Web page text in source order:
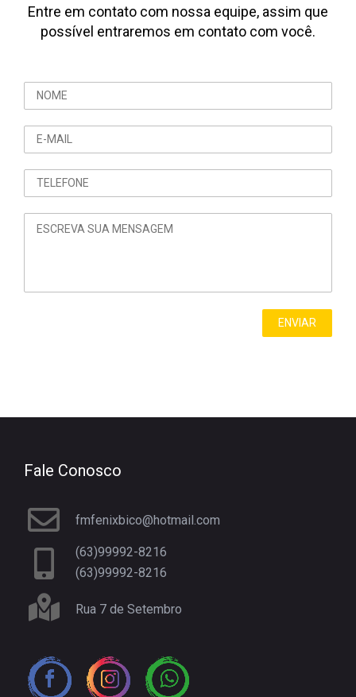
Entre em contato com nossa equipe, assim que
possível entraremos em contato com você.
Fale Conosco
fmfenixbico@hotmail.com
(63)99992-8216
(63)99992-8216
Rua 7 de Setembro